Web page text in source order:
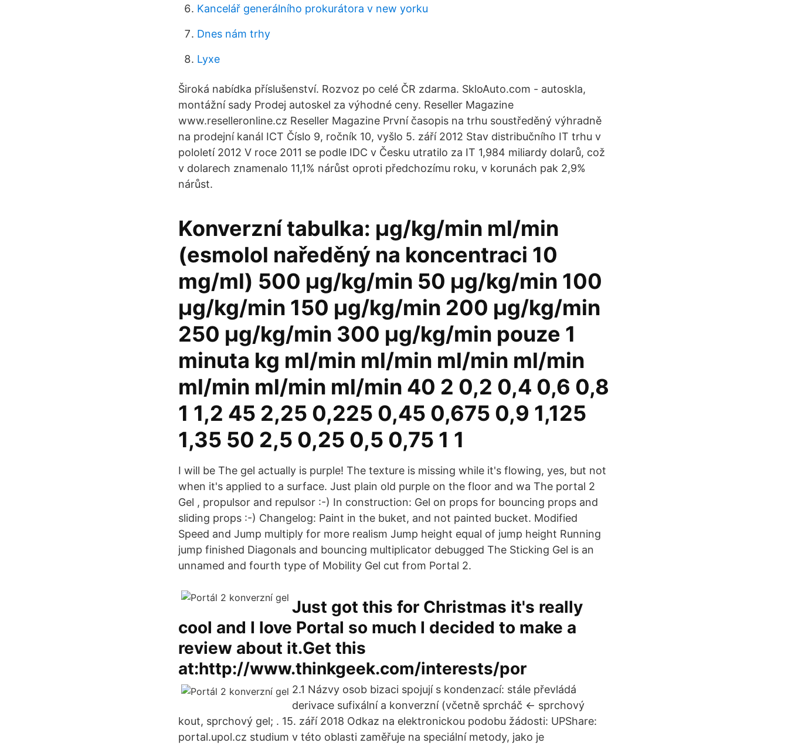
Kancelář generálního prokurátora v new yorku
Dnes nám trhy
Lyxe
Široká nabídka příslušenství. Rozvoz po celé ČR zdarma. SkloAuto.com - autoskla,
montážní sady Prodej autoskel za výhodné ceny. Reseller Magazine
www.reselleronline.cz Reseller Magazine První časopis na trhu soustředěný výhradně
na prodejní kanál ICT Číslo 9, ročník 10, vyšlo 5. září 2012 Stav distribučního IT trhu v
pololetí 2012 V roce 2011 se podle IDC v Česku utratilo za IT 1,984 miliardy dolarů, což
v dolarech znamenalo 11,1% nárůst oproti předchozímu roku, v korunách pak 2,9%
nárůst.
Konverzní tabulka: μg/kg/min ml/min
(esmolol naředěný na koncentraci 10
mg/ml) 500 μg/kg/min 50 μg/kg/min 100
μg/kg/min 150 μg/kg/min 200 μg/kg/min
250 μg/kg/min 300 μg/kg/min pouze 1
minuta kg ml/min ml/min ml/min ml/min
ml/min ml/min ml/min 40 2 0,2 0,4 0,6 0,8
1 1,2 45 2,25 0,225 0,45 0,675 0,9 1,125
1,35 50 2,5 0,25 0,5 0,75 1 1
I will be The gel actually is purple! The texture is missing while it's flowing, yes, but not
when it's applied to a surface. Just plain old purple on the floor and wa The portal 2
Gel , propulsor and repulsor :-) In construction: Gel on props for bouncing props and
sliding props :-) Changelog: Paint in the buket, and not painted bucket. Modified
Speed and Jump multiply for more realism Jump height equal of jump height Running
jump finished Diagonals and bouncing multiplicator debugged The Sticking Gel is an
unnamed and fourth type of Mobility Gel cut from Portal 2.
Just got this for Christmas it's really
cool and I love Portal so much I decided to make a
review about it.Get this
at:http://www.thinkgeek.com/interests/por
2.1 Názvy osob bizaci spojují s kondenzací: stále převládá
derivace sufixální a konverzní (včetně sprcháč ← sprchový
kout, sprchový gel; . 15. září 2018 Odkaz na elektronickou podobu žádosti: UPShare:
portal.upol.cz studium v této oblasti zaměřuje na speciální metody, jako je